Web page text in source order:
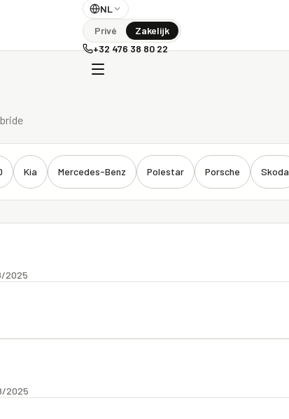
NL
Privé
Zakelijk
+32 476 38 80 22
Kia Mercedes-Benz Polestar Porsche Skoda
2025
2025